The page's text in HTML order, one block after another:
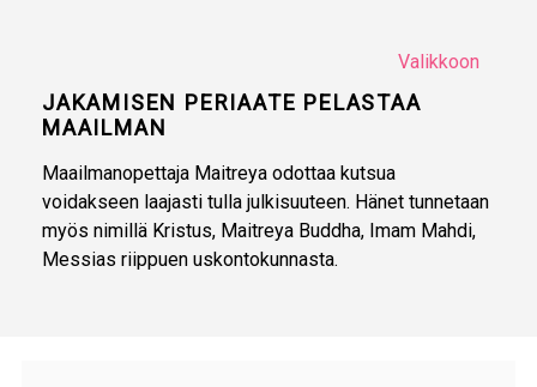
Valikkoon
JAKAMISEN PERIAATE PELASTAA
MAAILMAN
Maailmanopettaja Maitreya odottaa kutsua
voidakseen laajasti tulla julkisuuteen. Hänet tunnetaan
myös nimillä Kristus, Maitreya Buddha, Imam Mahdi,
Messias riippuen uskontokunnasta.